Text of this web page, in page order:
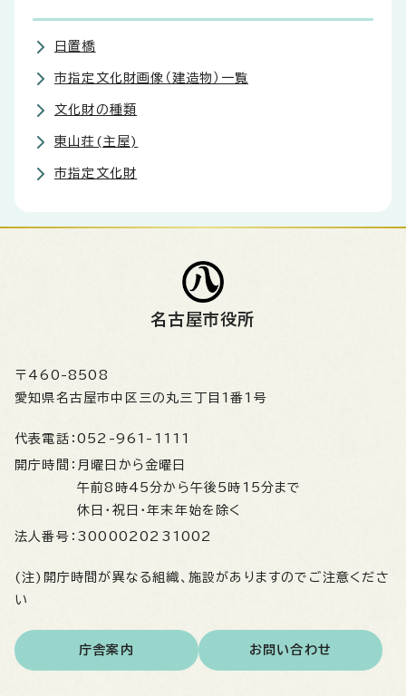
日置橋
市指定文化財画像（建造物）一覧
文化財の種類
東山荘(主屋)
市指定文化財
名古屋市役所
〒460-8508
愛知県名古屋市中区三の丸三丁目1番1号
代表電話： 052-961-1111
開庁時間： 月曜日から金曜日
午前8時45分から午後5時15分まで
休日・祝日・年末年始を除く
法人番号： 3000020231002
(注)開庁時間が異なる組織、施設がありますのでご注意くださ
い
庁舎案内 お問い合わせ